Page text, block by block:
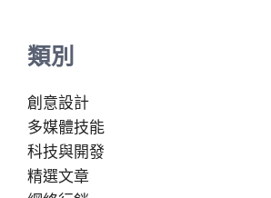
類別
創意設計
多媒體技能
科技與開發
精選文章